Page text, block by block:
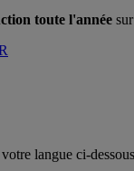
toute l'année
langue ci-dessous